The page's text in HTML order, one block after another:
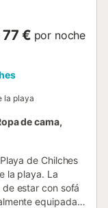
77 € por noche
la playa
de cama,
de Chilches
la playa. La
estar con sofá
equipada,